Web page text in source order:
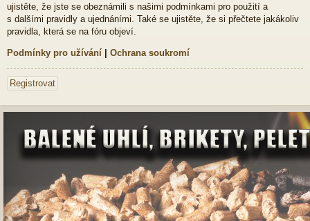
ujistěte, že jste se obeznámili s našimi podmínkami pro použití a
s dalšími pravidly a ujednáními. Také se ujistěte, že si přečtete jakákoliv
pravidla, která se na fóru objeví.
Podmínky pro užívání | Ochrana soukromí
Registrovat